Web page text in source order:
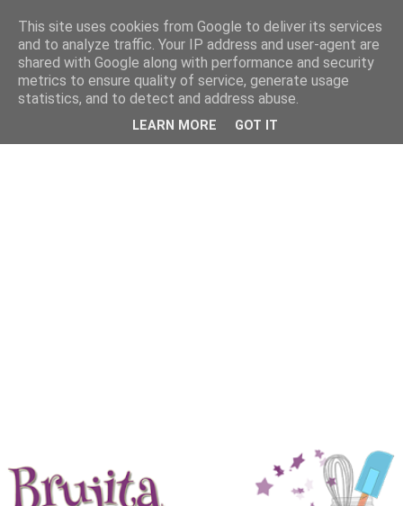
This site uses cookies from Google to deliver its services
and to analyze traffic. Your IP address and user-agent are
shared with Google along with performance and security
metrics to ensure quality of service, generate usage
statistics, and to detect and address abuse.
LEARN MORE GOT IT